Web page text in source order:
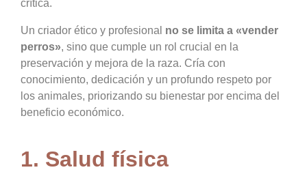
crítica.
Un criador ético y profesional no se limita a «vender
perros», sino que cumple un rol crucial en la
preservación y mejora de la raza. Cría con
conocimiento, dedicación y un profundo respeto por
los animales, priorizando su bienestar por encima del
beneficio económico.
1. Salud física